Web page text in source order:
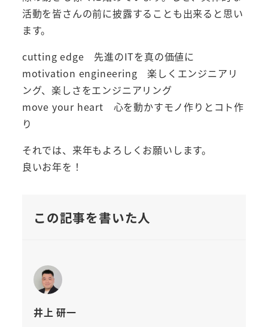
活動を皆さんの前に披露することも出来ると思い
ます。
cutting edge 先進のITを真の価値に
motivation engineering 楽しくエンジニアリ
ング、楽しさをエンジニアリング
move your heart 心を動かすモノ作りとコト作
り
それでは、来年もよろしくお願いします。
良いお年を！
この記事を書いた人
井上 研一